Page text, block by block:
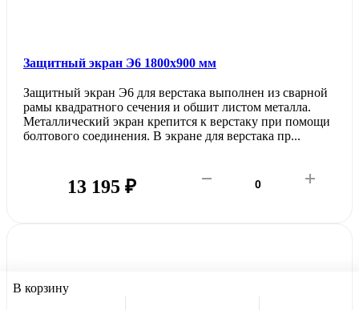
В корзину
Защитный экран Э6 1800х900 мм
Защитный экран Э6 для верстака выполнен из сварной
рамы квадратного сечения и обшит листом металла.
Металлический экран крепится к верстаку при помощи
болтового соединения. В экране для верстака пр...
13 195 ₽